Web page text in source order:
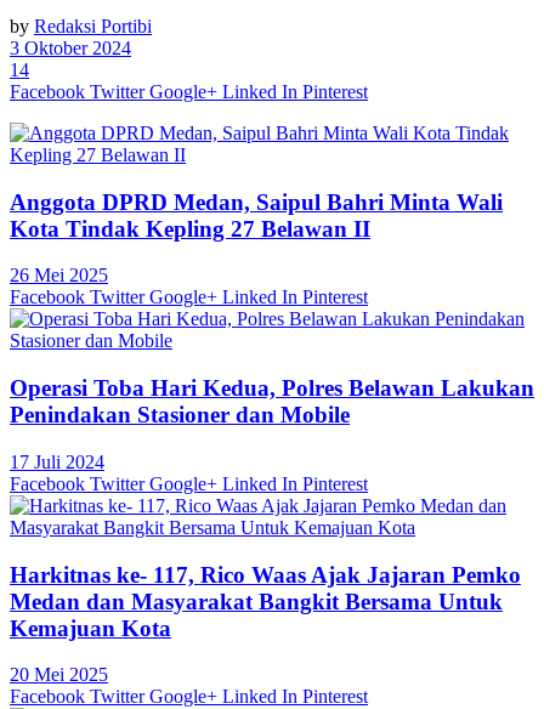
by Redaksi Portibi
3 Oktober 2024
14
Facebook Twitter Google+ Linked In Pinterest
Anggota DPRD Medan, Saipul Bahri Minta Wali
Kota Tindak Kepling 27 Belawan II
26 Mei 2025
Facebook Twitter Google+ Linked In Pinterest
Operasi Toba Hari Kedua, Polres Belawan Lakukan
Penindakan Stasioner dan Mobile
17 Juli 2024
Facebook Twitter Google+ Linked In Pinterest
Harkitnas ke- 117, Rico Waas Ajak Jajaran Pemko
Medan dan Masyarakat Bangkit Bersama Untuk
Kemajuan Kota
20 Mei 2025
Facebook Twitter Google+ Linked In Pinterest